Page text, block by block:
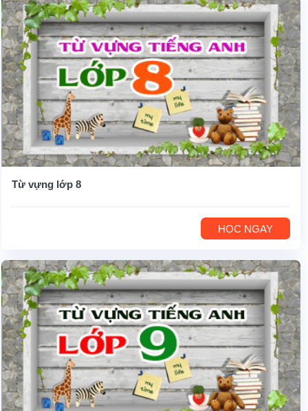
Từ vựng lớp 8
HỌC NGAY